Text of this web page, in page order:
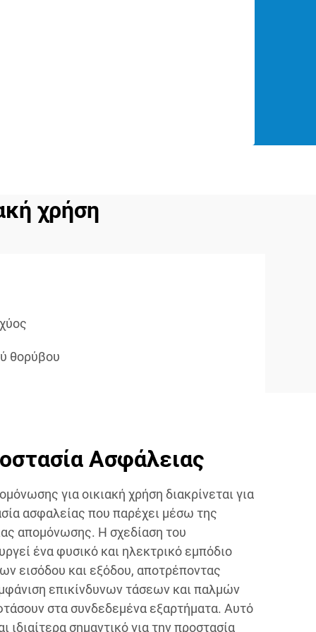
χρήση
θορύβου
Ασφάλειας
για οικιακή χρήση διακρίνεται για
ασφαλείας που παρέχει μέσω της
απομόνωσης. Η σχεδίαση του
ένα φυσικό και ηλεκτρικό εμπόδιο
εισόδου και εξόδου, αποτρέποντας
επικίνδυνων τάσεων και παλμών
στα συνδεδεμένα εξαρτήματα. Αυτό
ιδιαίτερα σημαντικό για την προστασία